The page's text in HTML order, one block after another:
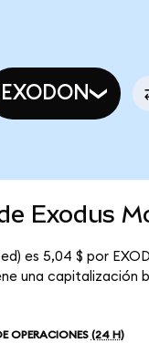
EXODON
Exodus
es 5,04 $ por
una capitalización
OPERACIONES (24 H)